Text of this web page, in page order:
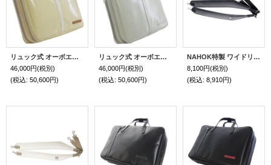
リュック式 オーボエブリーフケースガード「Cantabile 2/wf」ライトクリーム / ホワイト
46,000円(税別)
(税込: 50,600円)
リュック式 オーボエブリーフケースガード「Cantabile 2/wf」マットライトグレー / 紺
46,000円(税別)
(税込: 50,600円)
NAHOK特製 ワイドリュックベルト マットブラック
8,100円(税別)
(税込: 8,910円)